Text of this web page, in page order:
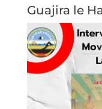
Guajira le